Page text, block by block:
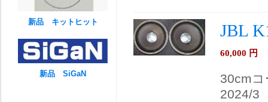
JBL
60,000 円
30cm
2024/3
新品 キットヒット
新品 SiGaN